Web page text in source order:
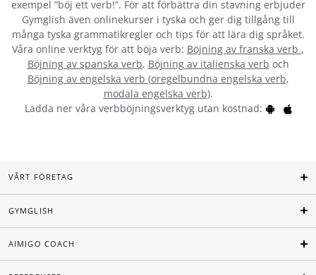
exempel ”böj ett verb!”. För att förbättra din stavning erbjuder
Gymglish även onlinekurser i tyska och ger dig tillgång till
många tyska grammatikregler och tips för att lära dig språket.
Våra online verktyg för att böja verb: Böjning av franska verb ,
Böjning av spanska verb, Böjning av italienska verb och
Böjning av engelska verb (oregelbundna engelska verb,
modala engelska verb).
Ladda ner våra verbböjningsverktyg utan kostnad:
VÅRT FÖRETAG
GYMGLISH
AIMIGO COACH